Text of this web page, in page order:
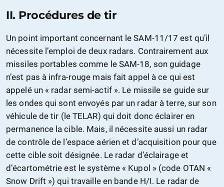
II. Procédures de tir
Un point important concernant le SAM-11/17 est qu’il
nécessite l’emploi de deux radars. Contrairement aux
missiles portables comme le SAM-18, son guidage
n’est pas à infra-rouge mais fait appel à ce qui est
appelé un « radar semi-actif ». Le missile se guide sur
les ondes qui sont envoyés par un radar à terre, sur son
véhicule de tir (le TELAR) qui doit donc éclairer en
permanence la cible. Mais, il nécessite aussi un radar
de contrôle de l’espace aérien et d’acquisition pour que
cette cible soit désignée. Le radar d’éclairage et
d’écartométrie est le système « Kupol » (code OTAN «
Snow Drift ») qui travaille en bande H/I. Le radar de